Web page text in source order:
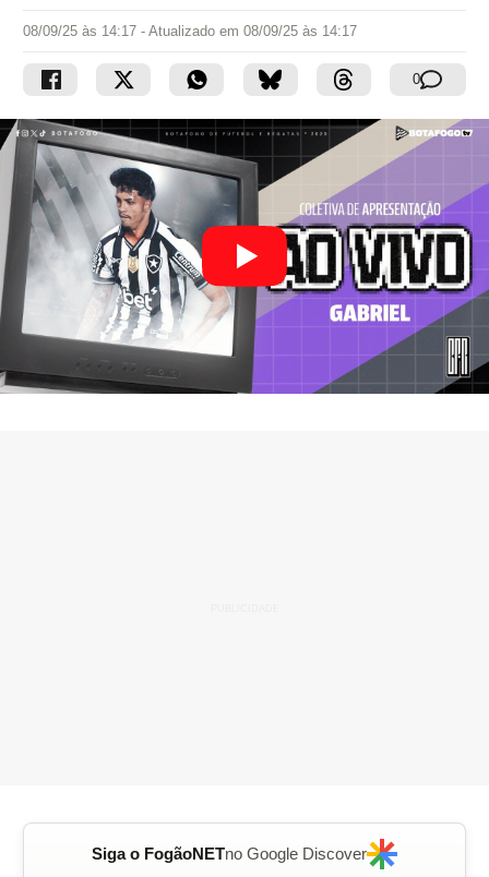
08/09/25 às 14:17 - Atualizado em 08/09/25 às 14:17
0
Siga o FogãoNETno Google Discover